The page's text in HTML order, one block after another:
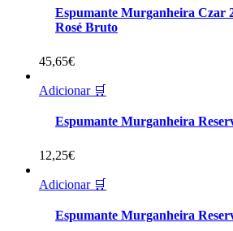
Espumante Murganheira Czar
Rosé Bruto
45,65€
Adicionar 🛒
Espumante Murganheira
12,25€
Adicionar 🛒
Espumante Murganheira